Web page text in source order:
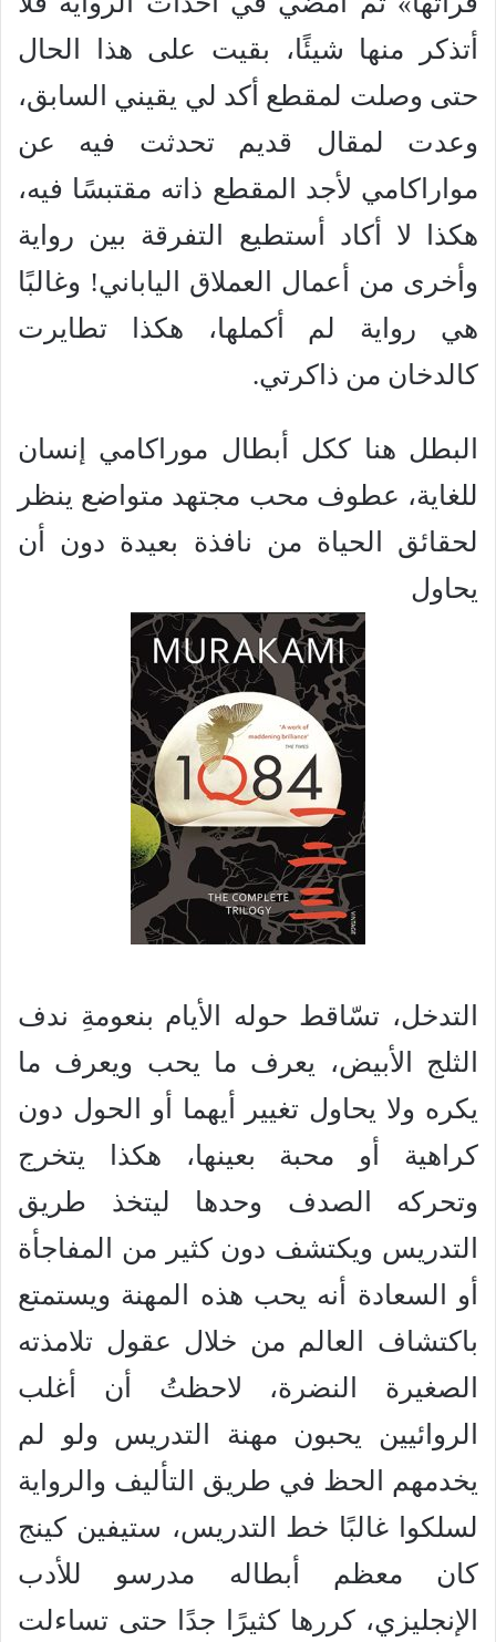
أتذكر منها شيئًا، بقيت على هذا الحال
حتى وصلت لمقطع أكد لي يقيني السابق،
وعدت لمقال قديم تحدثت فيه عن
مواراكامي لأجد المقطع ذاته مقتبسًا فيه،
هكذا لا أكاد أستطيع التفرقة بين رواية
وأخرى من أعمال العملاق الياباني! وغالبًا
هي رواية لم أكملها، هكذا تطايرت
كالدخان من ذاكرتي.
البطل هنا ككل أبطال موراكامي إنسان
للغاية، عطوف محب مجتهد متواضع ينظر
لحقائق الحياة من نافذة بعيدة دون أن
يحاول
التدخل، تسّاقط حوله الأيام بنعومةِ ندف
الثلج الأبيض، يعرف ما يحب ويعرف ما
يكره ولا يحاول تغيير أيهما أو الحول دون
كراهية أو محبة بعينها، هكذا يتخرج
وتحركه الصدف وحدها ليتخذ طريق
التدريس ويكتشف دون كثير من المفاجأة
أو السعادة أنه يحب هذه المهنة ويستمتع
باكتشاف العالم من خلال عقول تلامذته
الصغيرة النضرة، لاحظتُ أن أغلب
الروائيين يحبون مهنة التدريس ولو لم
يخدمهم الحظ في طريق التأليف والرواية
لسلكوا غالبًا خط التدريس، ستيفين كينج
كان معظم أبطاله مدرسو للأدب
الإنجليزي، كررها كثيرًا جدًا حتى تساءلت